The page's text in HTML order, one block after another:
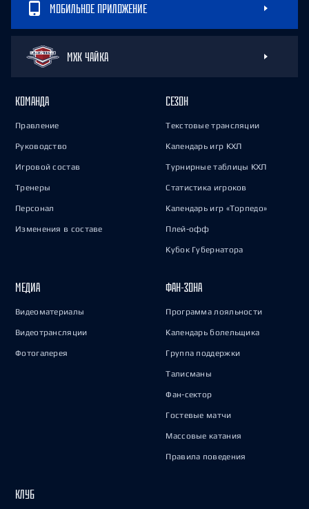
МОБИЛЬНОЕ ПРИЛОЖЕНИЕ
МХК ЧАЙКА
КОМАНДА
Правление
Руководство
Игровой состав
Тренеры
Персонал
Изменения в составе
СЕЗОН
Текстовые трансляции
Календарь игр КХЛ
Турнирные таблицы КХЛ
Статистика игроков
Календарь игр «Торпедо»
Плей-офф
Кубок Губернатора
МЕДИА
Видеоматериалы
Видеотрансляции
Фотогалерея
ФАН-ЗОНА
Программа лояльности
Календарь болельщика
Группа поддержки
Талисманы
Фан-сектор
Гостевые матчи
Массовые катания
Правила поведения
КЛУБ